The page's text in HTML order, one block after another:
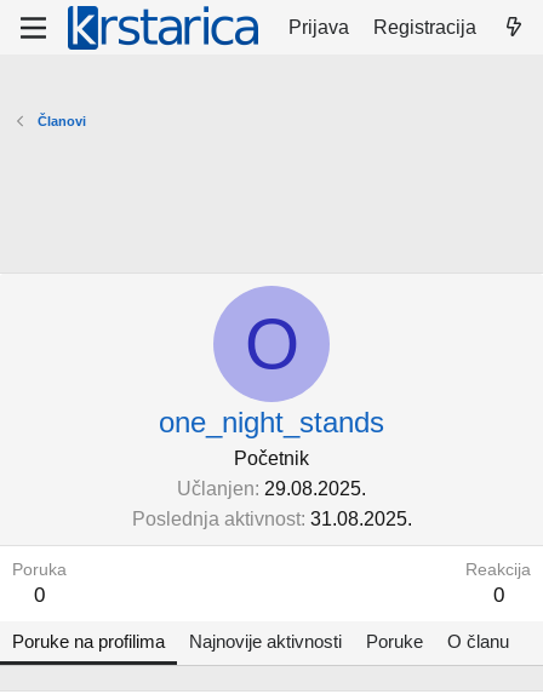
Prijava Registracija
Članovi
O
one_night_stands
Početnik
Učlanjen 29.08.2025.
Poslednja aktivnost 31.08.2025.
Poruka
0
Reakcija
0
Poruke na profilima Najnovije aktivnosti Poruke O članu